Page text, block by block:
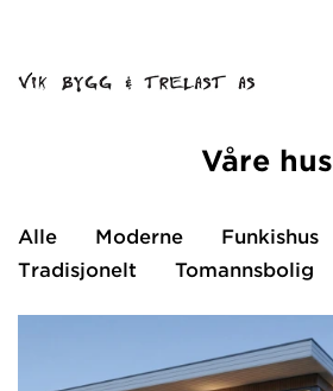
Våre hus
Alle Moderne Funkishus
Tradisjonelt
Tomannsbolig